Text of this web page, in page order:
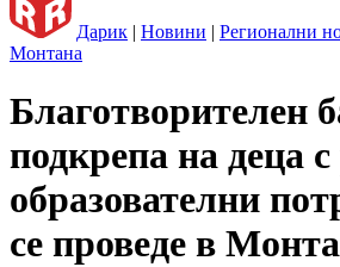
Дарик | Новини | Регионални
Монтана
Благотворителен
подкрепа на деца
образователни
се проведе в